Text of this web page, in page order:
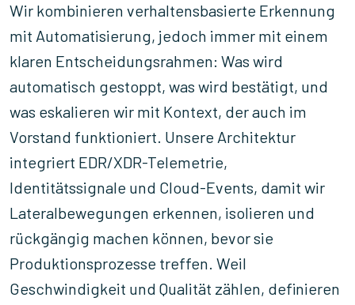
Wir kombinieren verhaltensbasierte Erkennung
mit Automatisierung, jedoch immer mit einem
klaren Entscheidungsrahmen: Was wird
automatisch gestoppt, was wird bestätigt, und
was eskalieren wir mit Kontext, der auch im
Vorstand funktioniert. Unsere Architektur
integriert EDR/XDR-Telemetrie,
Identitätssignale und Cloud-Events, damit wir
Lateralbewegungen erkennen, isolieren und
rückgängig machen können, bevor sie
Produktionsprozesse treffen. Weil
Geschwindigkeit und Qualität zählen, definieren